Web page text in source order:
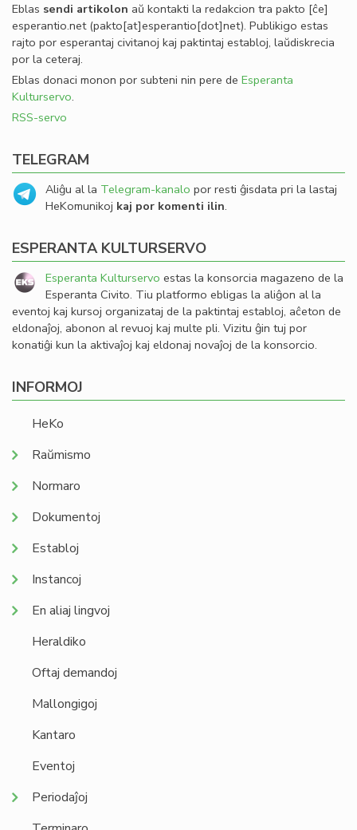
Eblas sendi artikolon aŭ kontakti la redakcion tra pakto [ĉe]
esperantio.net(pakto[at]esperantio[dot]net). Publikigo estas
rajto por esperantaj civitanoj kaj paktintaj establoj, laŭdiskrecia
por la ceteraj.
Eblas donaci monon por subteni nin pere de Esperanta
Kulturservo.
RSS-servo
TELEGRAM
Aliĝu al la Telegram-kanalo por resti ĝisdata pri la lastaj
HeKomunikoj kaj por komenti ilin.
ESPERANTA KULTURSERVO
Esperanta Kulturservo estas la konsorcia magazeno de la
Esperanta Civito. Tiu platformo ebligas la aliĝon al la
eventoj kaj kursoj organizataj de la paktintaj establoj, aĉeton de
eldonaĵoj, abonon al revuoj kaj multe pli. Vizitu ĝin tuj por
konatiĝi kun la aktivaĵoj kaj eldonaj novaĵoj de la konsorcio.
INFORMOJ
HeKo
Raŭmismo
Normaro
Dokumentoj
Establoj
Instancoj
En aliaj lingvoj
Heraldiko
Oftaj demandoj
Mallongigoj
Kantaro
Eventoj
Periodaĵoj